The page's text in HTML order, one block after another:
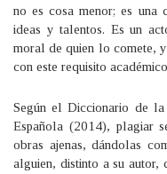
no es cosa menor; es una
ideas y talentos. Es un
moral de quien lo comete,
con este requisito
Según el Diccionario de
Española (2014), plagiar
obras ajenas, dándolas
alguien, distinto a su